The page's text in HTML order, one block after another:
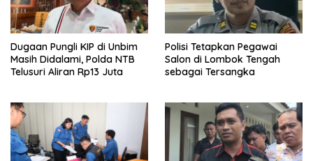
Dugaan Pungli KIP di Unbim
Masih Didalami, Polda NTB
Telusuri Aliran Rp13 Juta
Polisi Tetapkan Pegawai
Salon di Lombok Tengah
sebagai Tersangka